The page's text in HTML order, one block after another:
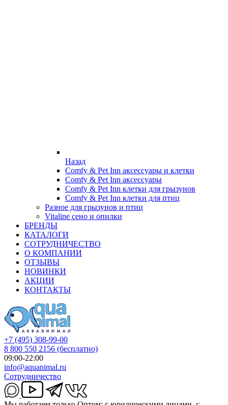
Назад
Comfy & Pet Inn аксессуары и клетки
Comfy & Pet Inn аксессуары
Comfy & Pet Inn клетки для грызунов
Comfy & Pet Inn клетки для птиц
Разное для грызунов и птиц
Vitaline сено и опилки
БРЕНДЫ
КАТАЛОГИ
СОТРУДНИЧЕСТВО
О КОМПАНИИ
ОТЗЫВЫ
НОВИНКИ
АКЦИИ
КОНТАКТЫ
+7 (495) 308-99-00
8 800 550 2156 (бесплатно)
09:00-22:00
info@aquanimal.ru
Сотрудничество